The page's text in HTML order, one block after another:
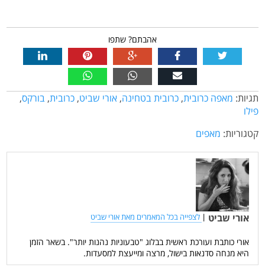
אהבתם? שתפו
תגיות: מאפה כרובית, כרובית בטחינה, אורי שביט, כרובית, בורקס,
פילו
קטגוריות: מאפים
אורי שביט | לצפייה בכל המאמרים מאת אורי שביט
אורי כותבת ועורכת ראשית בבלוג "טבעוניות נהנות יותר". בשאר הזמן
היא מנחה סדנאות בישול, מרצה ומייעצת למסעדות.